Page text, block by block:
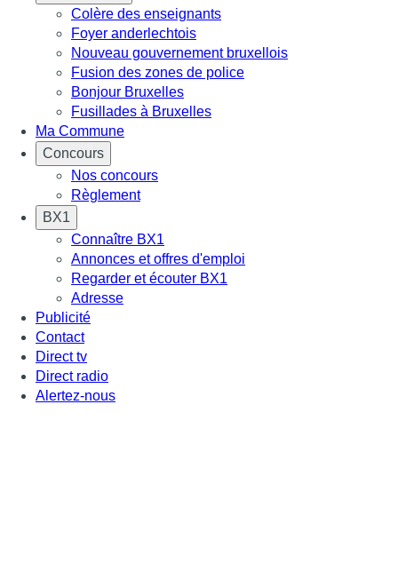
Colère des enseignants
Foyer anderlechtois
Nouveau gouvernement bruxellois
Fusion des zones de police
Bonjour Bruxelles
Fusillades à Bruxelles
Ma Commune
Concours
Nos concours
Règlement
BX1
Connaître BX1
Annonces et offres d'emploi
Regarder et écouter BX1
Adresse
Publicité
Contact
Direct tv
Direct radio
Alertez-nous